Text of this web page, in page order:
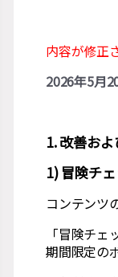
内容が修正
2026年5月
1. 改善お
1) 冒険チ
コンテンツ
「冒険チ
期間限定の